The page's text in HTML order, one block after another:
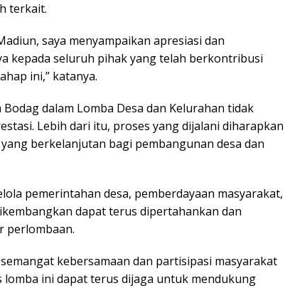
terkait.
saya menyampaikan apresiasi dan
kepada seluruh pihak yang telah berkontribusi
ini,” katanya.
dalam Lomba Desa dan Kelurahan tidak
Lebih dari itu, proses yang dijalani diharapkan
berkelanjutan bagi pembangunan desa dan
pemerintahan desa, pemberdayaan masyarakat,
dapat terus dipertahankan dan
perlombaan.
kebersamaan dan partisipasi masyarakat
ini dapat terus dijaga untuk mendukung